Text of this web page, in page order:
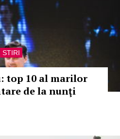
STIRI
top 10 al marilor
de la nunţi